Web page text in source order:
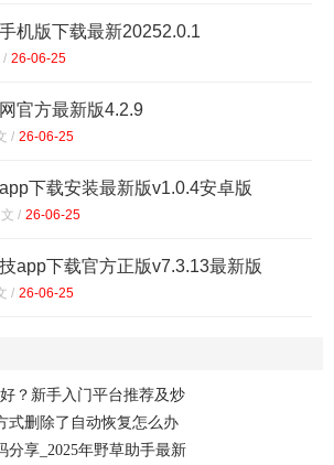
机版下载最新20252.0.1
/ 26-06-25
官方最新版4.2.9
/ 26-06-25
下载安装最新版v1.0.4安卓版
/ 26-06-25
app下载官方正版v7.3.13最新版
/ 26-06-25
？新手入门平台推荐及炒
式删除了自动恢复怎么办
分享_2025年野草助手最新